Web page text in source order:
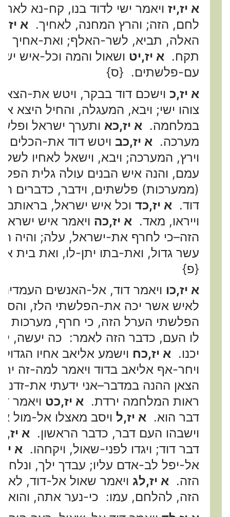
א יז,יז ויאמר ישי לדוד בנו, קח-נא
לחם, הזה; והרץ המחנה, לאחיך.א
האלה, תביא, לשר-האלף; ואת-אחיך
תקח.א יז,יט ושאול והמה וכל-איש
עם-פלשתים. {ס}
א יז,כ וישכם דוד בבקר, ויטש את-
צוהו ישי; ויבא, המעגלה, והחיל היצא
במלחמה.א יז,כא ותערך ישראל
מערכה.א יז,כב ויטש דוד את-הכלים
וירץ, המערכה; ויבא, וישאל לאחיו
עמם, והנה איש הבנים עולה גלית
(ממערכות) פלשתים, וידבר, כדברים
דוד.א יז,כד וכל איש ישראל, בראותם
וייראו, מאד.א יז,כה ויאמר איש
הזה–כי לחרף את-ישראל, עלה; והיה
עשר גדול, ואת-בתו יתן-לו, ואת בית
{פ}
א יז,כו ויאמר דוד, אל-האנשים
לאיש אשר יכה את-הפלשתי הלז,
הפלשתי הערל הזה, כי חרף, מערכות
לו העם, כדבר הזה לאמר: כה יעשה,
יכנו.א יז,כח וישמע אליאב אחיו
ויחר-אף אליאב בדוד ויאמר למה-זה
הצאן ההנה במדבר–אני ידעתי את-
ראות המלחמה ירדת.א יז,כט ויאמר
דבר הוא.א יז,ל ויסב מאצלו אל-מול
וישבהו העם דבר, כדבר הראשון.א
דבר דוד; ויגדו לפני-שאול, ויקחהו.א
אל-יפל לב-אדם עליו; עבדך ילך,
הזה.א יז,לג ויאמר שאול אל-דוד,
הזה, להלחם, עמו: כי-נער אתה,